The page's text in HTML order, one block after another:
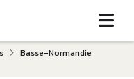
Basse-Normandie